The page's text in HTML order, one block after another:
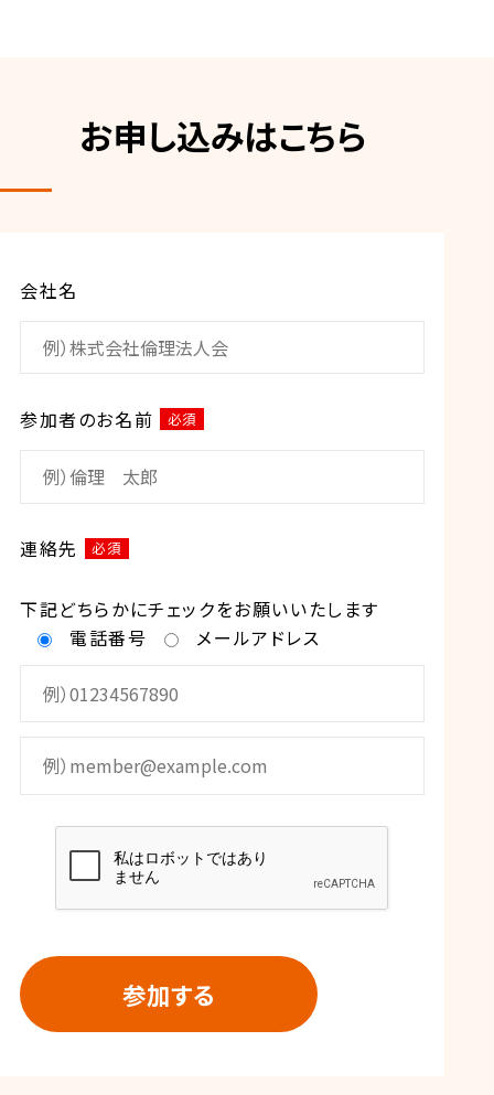
お申し込みはこちら
会社名
参加者のお名前 必須
連絡先 必須
下記どちらかにチェックをお願いいたします
電話番号
メールアドレス